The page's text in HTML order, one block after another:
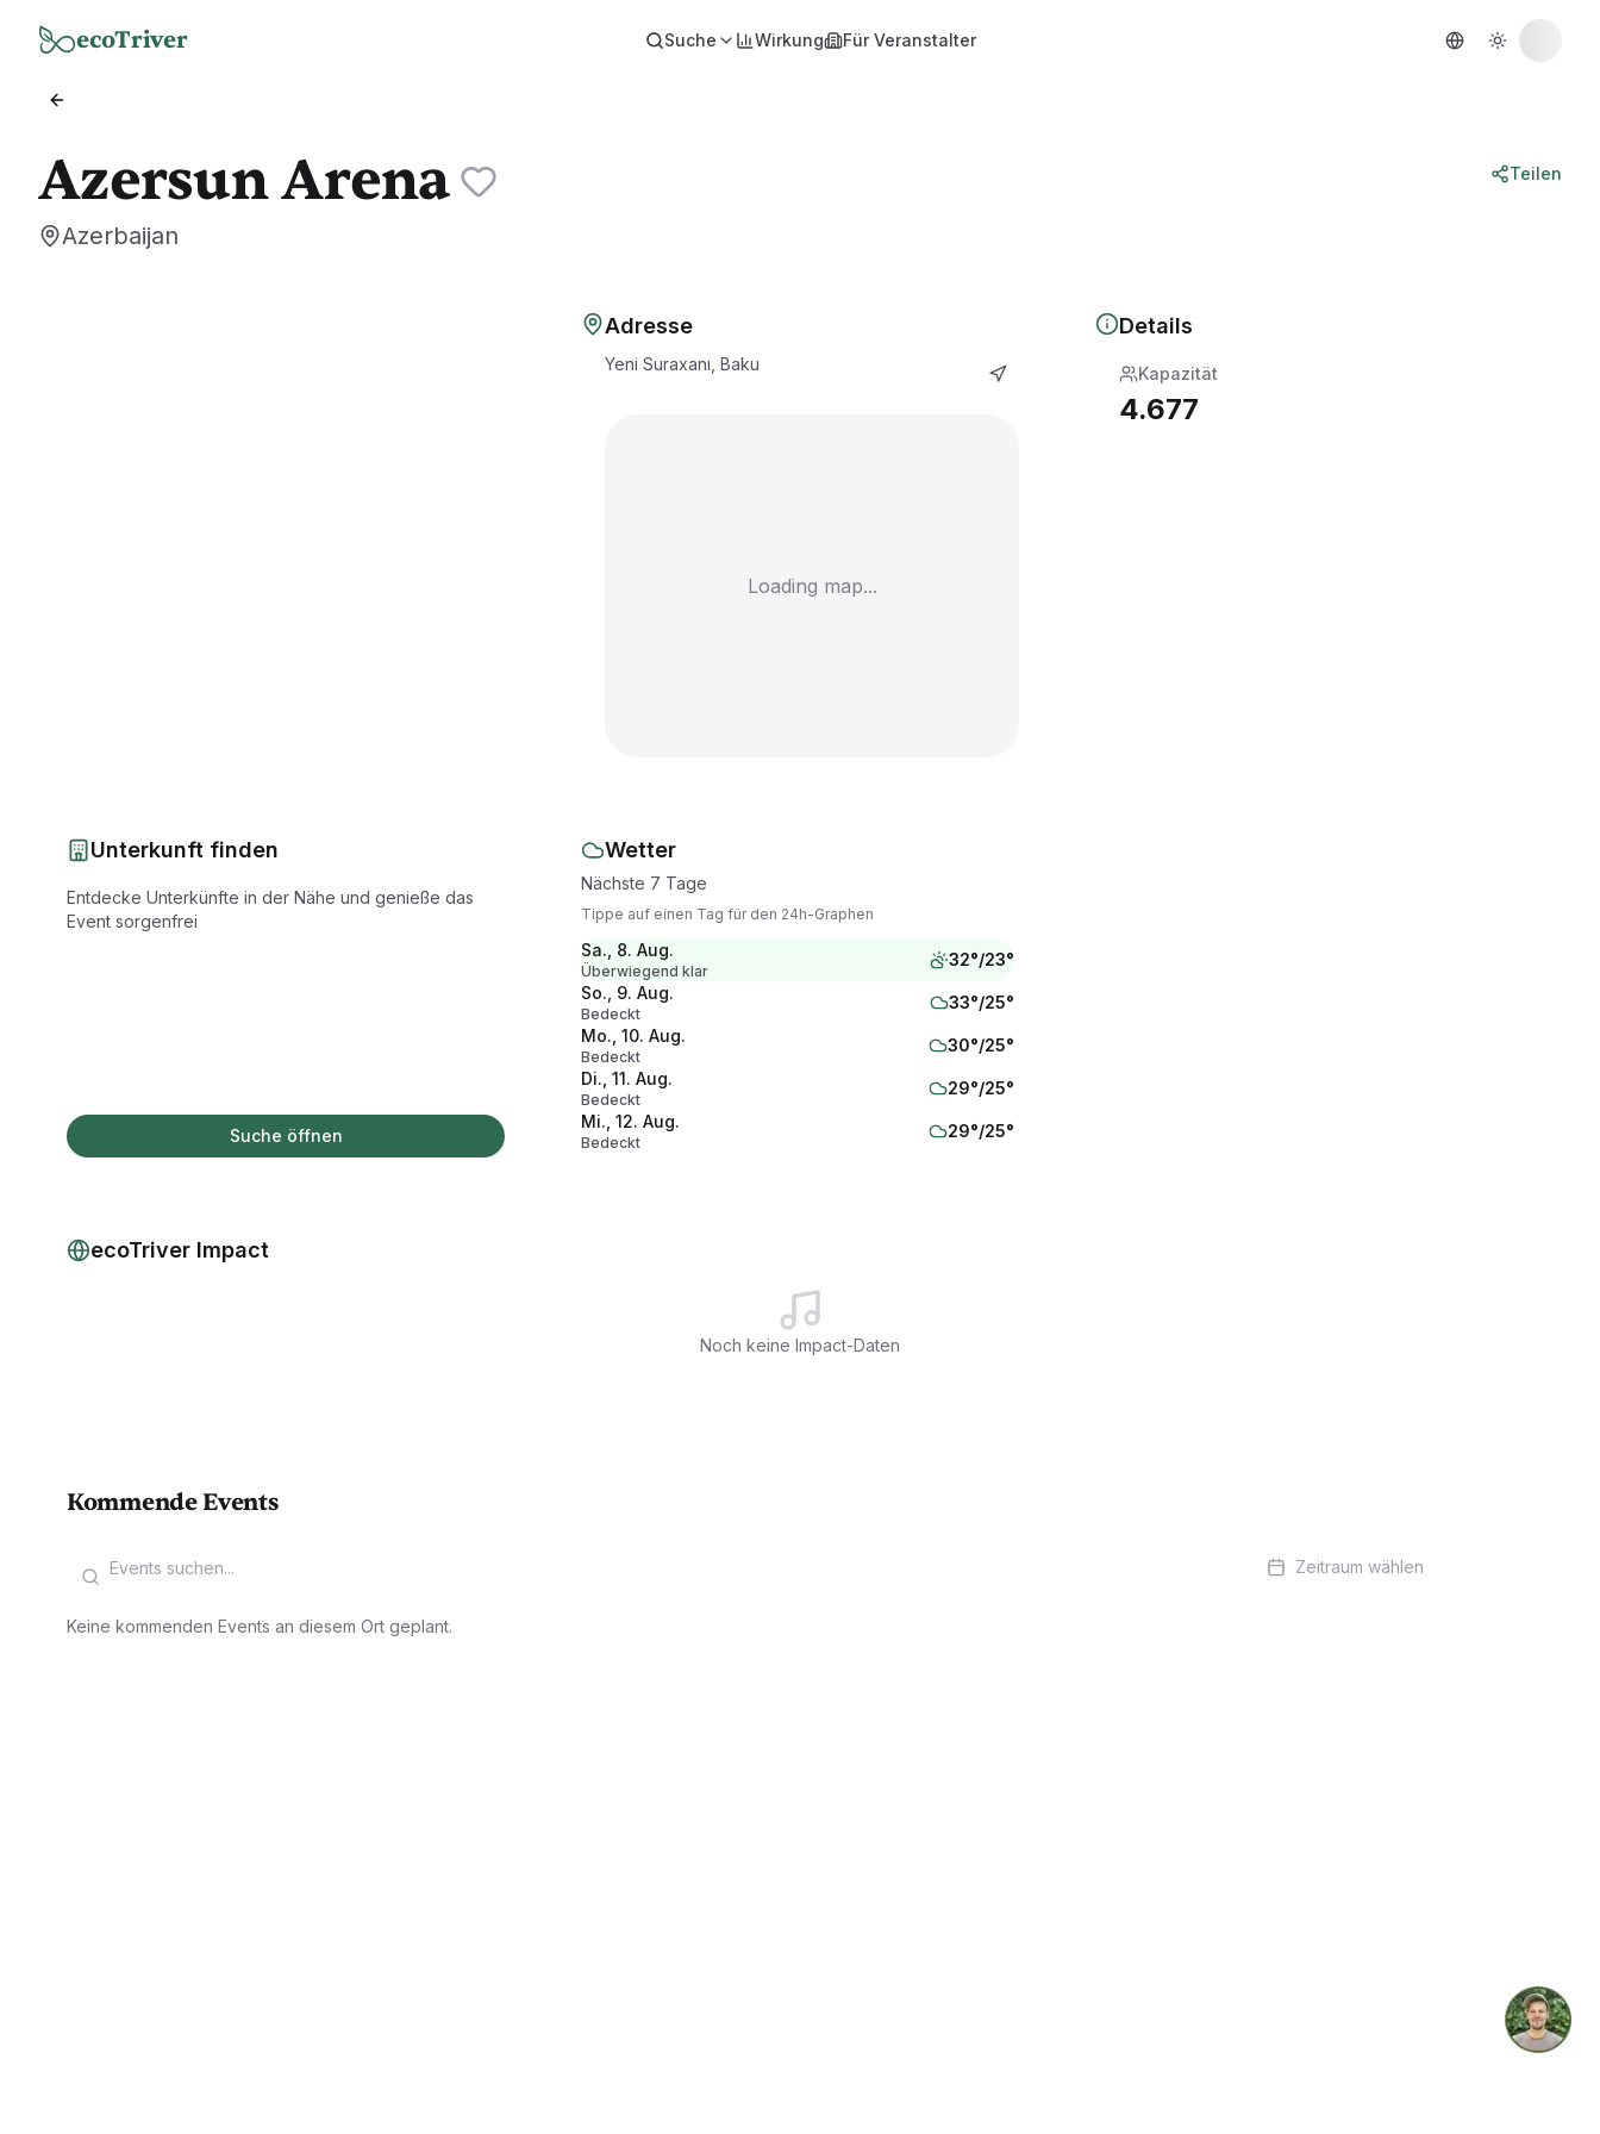
ecoTriver Suche Wirkung Für Veranstalter
Azersun Arena
Azerbaijan
Teilen
Adresse
Yeni Suraxanı, Baku
Loading map...
Details
Kapazität
4.677
Unterkunft finden
Entdecke Unterkünfte in der Nähe und genieße das
Event sorgenfrei
Suche öffnen
Wetter
Nächste 7 Tage
Tippe auf einen Tag für den 24h-Graphen
Sa., 8. Aug.
Überwiegend klar
32°/23°
So., 9. Aug.
Bedeckt
33°/25°
Mo., 10. Aug.
Bedeckt
30°/25°
Di., 11. Aug.
Bedeckt
29°/25°
Mi., 12. Aug.
Bedeckt
29°/25°
ecoTriver Impact
Noch keine Impact-Daten
Kommende Events
Zeitraum wählen
Keine kommenden Events an diesem Ort geplant.